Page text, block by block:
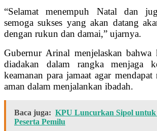
“Selamat menempuh Natal dan
semoga sukses yang akan datang
dengan rukun dan damai,” ujarnya.
Gubernur Arinal menjelaskan bahwa
diadakan dalam rangka menjaga
keamanan para jamaat agar mendapat
aman dalam menjalankan ibadah.
Baca juga: KPU Luncurkan Sipol
Peserta Pemilu